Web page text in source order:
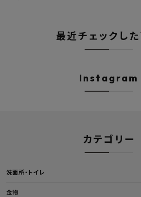
最近チェックし
Instagram
カテゴリー
洗面所・トイレ
金物